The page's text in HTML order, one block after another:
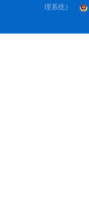
理系统）